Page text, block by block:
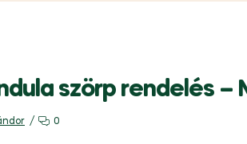
szörp rendelés –
0